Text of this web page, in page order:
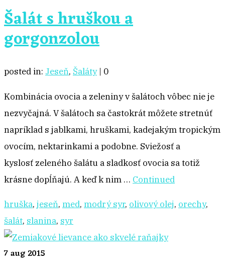
Šalát s hruškou a
gorgonzolou
posted in: Jeseň, Šaláty | 0
Kombinácia ovocia a zeleniny v šalátoch vôbec nie je
nezvyčajná. V šalátoch sa častokrát môžete stretnúť
napríklad s jablkami, hruškami, kadejakým tropickým
ovocím, nektarinkami a podobne. Sviežosť a
kyslosť zeleného šalátu a sladkosť ovocia sa totiž
krásne dopĺňajú. A keď k nim … Continued
hruška, jeseň, med, modrý syr, olivový olej, orechy,
šalát, slanina, syr
7aug 2015